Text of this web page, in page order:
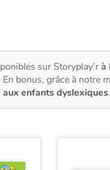
sur Storyplay’rà
bonus, grâce à notre
enfants dyslexiques.